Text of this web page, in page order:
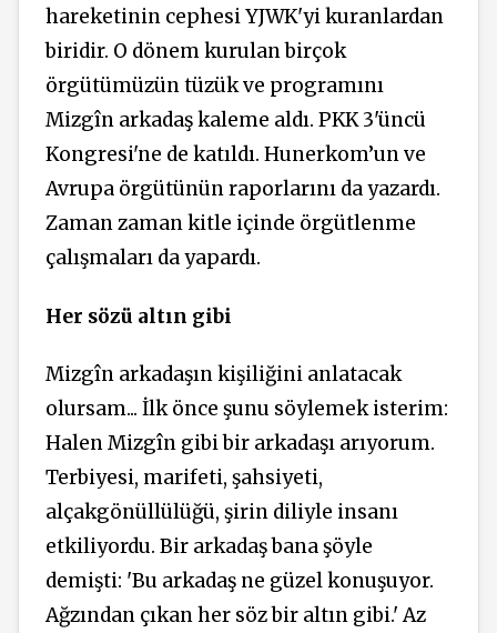
hareketinin cephesi YJWK'yi kuranlardan
biridir. O dönem kurulan birçok
örgütümüzün tüzük ve programını
Mizgîn arkadaş kaleme aldı. PKK 3'üncü
Kongresi'ne de katıldı. Hunerkom’un ve
Avrupa örgütünün raporlarını da yazardı.
Zaman zaman kitle içinde örgütlenme
çalışmaları da yapardı.
Her sözü altın gibi
Mizgîn arkadaşın kişiliğini anlatacak
olursam... İlk önce şunu söylemek isterim:
Halen Mizgîn gibi bir arkadaşı arıyorum.
Terbiyesi, marifeti, şahsiyeti,
alçakgönüllülüğü, şirin diliyle insanı
etkiliyordu. Bir arkadaş bana şöyle
demişti: 'Bu arkadaş ne güzel konuşuyor.
Ağzından çıkan her söz bir altın gibi.' Az